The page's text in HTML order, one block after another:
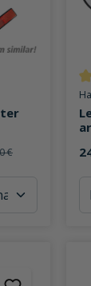
von
€